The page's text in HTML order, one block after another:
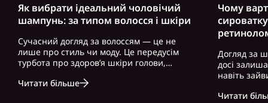
Як вибрати ідеальний чоловічий
шампунь: за типом волосся і шкіри
Сучасний догляд за волоссям — це не
лише про стиль чи моду. Це передусім
турбота про здоров’я шкіри голови,
актуально для чоловіків, які часто
Читати більше
Чому
Догляд за
досі
навіть
косметику.
Читати